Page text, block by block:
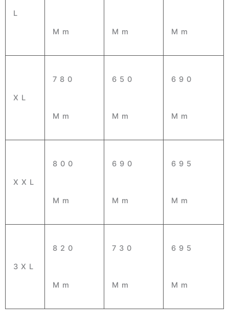
L
Mm Mm Mm
XL
780
Mm
650
Mm
690
Mm
XXL
800
Mm
690
Mm
695
Mm
3XL
820
Mm
730
Mm
695
Mm